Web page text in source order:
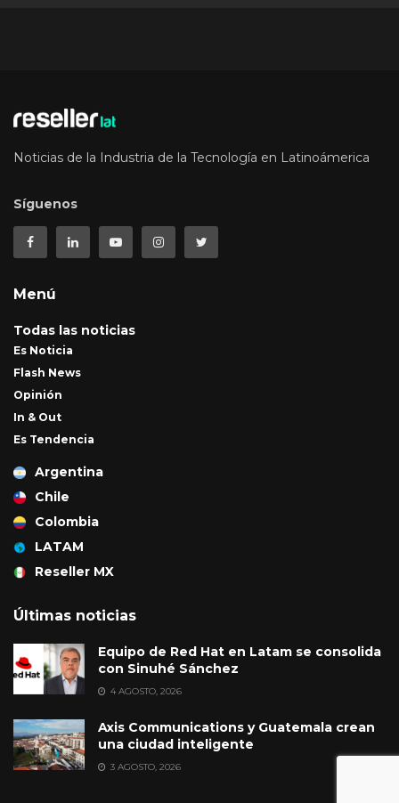
Noticias de la Industria de la Tecnología en Latinoámerica
Síguenos
Menú
Todas las noticias
Es Noticia
Flash News
Opinión
In & Out
Es Tendencia
Argentina
Chile
Colombia
LATAM
Reseller MX
Últimas noticias
Equipo de Red Hat en Latam se consolida
con Sinuhé Sánchez
4 AGOSTO, 2026
Axis Communications y Guatemala crean
una ciudad inteligente
3 AGOSTO, 2026